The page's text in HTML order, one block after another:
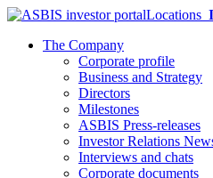
Locations
The Company
Corporate profile
Business and Strategy
Directors
Milestones
ASBIS Press-releases
Investor Relations
Interviews and chats
Corporate documents